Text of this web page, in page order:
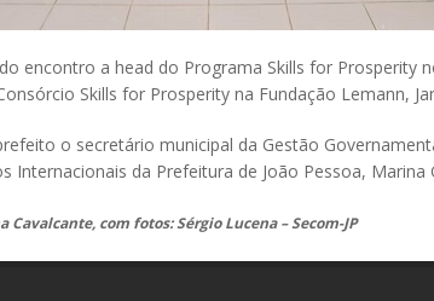
encontro a head do Programa Skills for Prosperity
Skills for Prosperity na Fundação Lemann,
o secretário municipal da Gestão
Internacionais da Prefeitura de João Pessoa,
com fotos: Sérgio Lucena – Secom-JP